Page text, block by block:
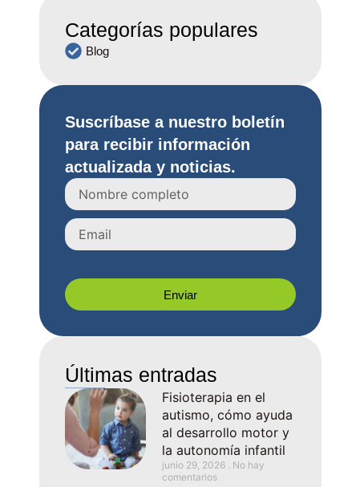
Categorías populares
Blog
Suscríbase a nuestro boletín
para recibir información
actualizada y noticias.
Enviar
Últimas entradas
Fisioterapia en el
autismo, cómo ayuda
al desarrollo motor y
la autonomía infantil
junio 29, 2026
No hay
comentarios